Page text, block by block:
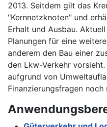
2013. Seitdem gilt das
"Kernnetzknoten" und
Erhalt und Ausbau.
Planungen für eine
anderem den Bau einer
den Lkw-Verkehr
aufgrund von
Finanzierungsfragen